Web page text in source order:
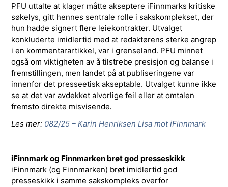
PFU uttalte at klager måtte akseptere iFinnmarks kritiske
søkelys, gitt hennes sentrale rolle i sakskomplekset, der
hun hadde signert flere leiekontrakter. Utvalget
konkluderte imidlertid med at redaktørens sterke angrep
i en kommentarartikkel, var i grenseland. PFU minnet
også om viktigheten av å tilstrebe presisjon og balanse i
fremstillingen, men landet på at publiseringene var
innenfor det presseetisk akseptable. Utvalget kunne ikke
se at det var avdekket alvorlige feil eller at omtalen
fremsto direkte misvisende.
Les mer: 082/25 – Karin Henriksen Lisa mot iFinnmark
iFinnmark og Finnmarken brøt god presseskikk
iFinnmark (og Finnmarken) brøt imidlertid god
presseskikk i samme sakskompleks overfor